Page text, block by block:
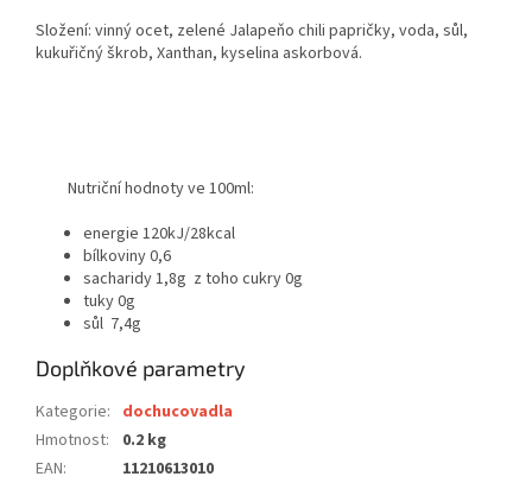
Složení: vinný ocet, zelené Jalapeňo chili papričky, voda, sůl,
kukuřičný škrob, Xanthan, kyselina askorbová.
Nutriční hodnoty ve 100ml:
energie 120kJ/28kcal
bílkoviny 0,6
sacharidy 1,8g z toho cukry 0g
tuky 0g
sůl 7,4g
Doplňkové parametry
Kategorie: dochucovadla
Hmotnost:
0.2 kg
EAN: 11210613010